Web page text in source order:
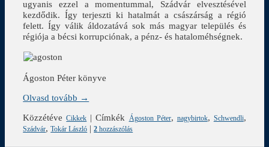
ugyanis ezzel a momentummal, Szádvár elvesztésével
kezdődik. Így terjeszti ki hatalmát a császárság a régió
felett. Így válik áldozatává sok más magyar település és
régiója a bécsi korrupciónak, a pénz- és hataloméhségnek.
Ágoston Péter könyve
Olvasd tovább →
Közzétéve Cikkek |Címkék Ágoston Péter, nagybirtok, Schwendli,
Szádvár,Tokár László |2 hozzászólás